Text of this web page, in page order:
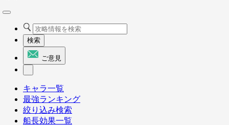
検索
ご意見
キャラ一覧
最強ランキング
絞り込み検索
船長効果一覧